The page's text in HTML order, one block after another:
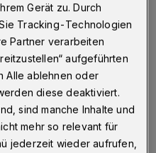
Regelung ist
keine Inzidenzen
geknüpft. Damit
Verkehr für gesunde
was
ist.
Gerät zu. Durch
Tracking-Technologien
Partner verarbeiten
aufgeführten
Alle ablehnen oder
diese deaktiviert.
sind manche Inhalte und
mehr so relevant für
jederzeit wieder aufrufen,